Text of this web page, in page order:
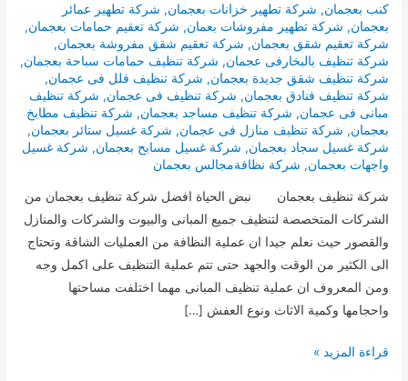
كنب بعجمان, شركة تطهير خزانات بعجمان, شركة تطهير عمائر
بعجمان, شركة تطهير مفروشات بعمان, شركة تعقيم حمامات بعجمان,
شركة تعقيم شقق بعجمان, شركة تعقيم شقق مفروشة بعجمان,
شركة تنظيف بالبخارفى عجمان, شركة تنظيف حمامات سباحة بعجمان,
شركة تنظيف شقق جديدة بعجمان, شركة تنظيف فلل فى عجمان,
شركة تنظيف فنادق بعجمان, شركة تنظيف فى عجمان, شركة تنظيف
مبانى فى عجمان, شركة تنظيف مساجد بعجمان, شركة تنظيف مطابخ
بعجمان, شركة تنظيف منازل فى عجمان, شركة غسيل ستائر بعجمان,
شركة غسيل سجاد بعجمان, شركة غسيل مسابح بعجمان, شركة غسيل
واجهات بعجمان, شركة نظافةمجالس بعجمان
شركة تنظيف بعجمان نبض الحياة افضل شركة تنظيف بعجمان من
الشركات المتخصصة لتنظيف جميع المبانى والبيوت والشركات والمنازل
والقصور حيث نعلم جيدا ان عملية النظافة من العمليات الشاقة وتحتاج
الى الكثير من الوقت والجهد حتى تتم عملية التنظيف على اكمل وجه
ومن المعروف ان عملية تنظيف المبانى مهما اختلفت مساحتها
واحجامها وكمية الاثاث ونوع العفش […]
شركة
قراءة المزيد »